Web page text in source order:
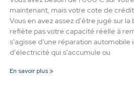
maintenant, mais votre cote de
Vous en avez assez d'être jugé sur
reflète pas votre capacité réelle à
s'agisse d'une réparation
d'électricité qui s'accumule ou
En savoir plus »